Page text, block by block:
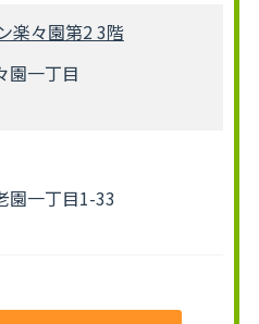
楽々園第2 3階
園一丁目
園一丁目1-33